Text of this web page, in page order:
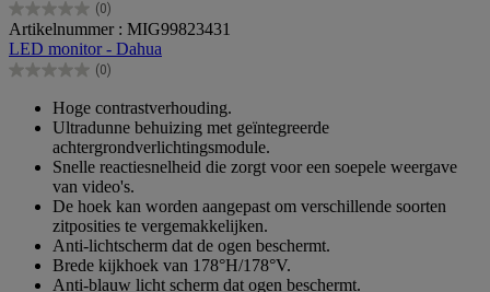
(0)
0.0
van
de
5
Artikelnummer : MIG99823431
LED monitor - Dahua
(0)
0.0
sterren.
Hoge contrastverhouding.
Ultradunne behuizing met geïntegreerde
achtergrondverlichtingsmodule.
Snelle reactiesnelheid die zorgt voor een soepele weergave
van video's.
De hoek kan worden aangepast om verschillende soorten
zitposities te vergemakkelijken.
Anti-lichtscherm dat de ogen beschermt.
Brede kijkhoek van 178°H/178°V.
Anti-blauw licht scherm dat ogen beschermt.